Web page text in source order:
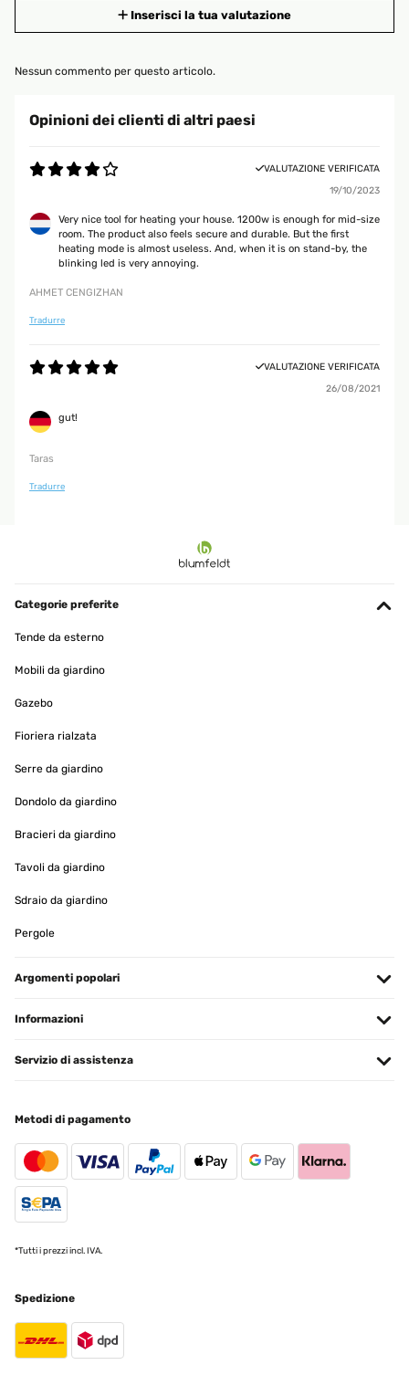
Inserisci la tua valutazione
Nessun commento per questo articolo.
Opinioni dei clienti di altri paesi
VALUTAZIONE VERIFICATA
19/10/2023
Very nice tool for heating your house. 1200w is enough for mid-size
room. The product also feels secure and durable. But the first
heating mode is almost useless. And, when it is on stand-by, the
blinking led is very annoying.
AHMET CENGIZHAN
Tradurre
VALUTAZIONE VERIFICATA
26/08/2021
gut!
Taras
Tradurre
Categorie preferite
Tende da esterno
Mobili da giardino
Gazebo
Fioriera rialzata
Serre da giardino
Dondolo da giardino
Bracieri da giardino
Tavoli da giardino
Sdraio da giardino
Pergole
Argomenti popolari
Informazioni
Servizio di assistenza
Metodi di pagamento
*Tutti i prezzi incl. IVA.
Spedizione